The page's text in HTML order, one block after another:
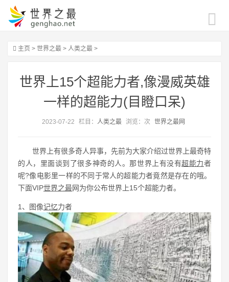
主页 > 世界之最 > 人类之最 >
世界上15个超能力者,像漫威英雄
一样的超能力(目瞪口呆)
2023-07-22 栏目： 人类之最 浏览： 次 世界之最网
世界上有很多奇人异事，先前为大家介绍过世界上最奇特
的人，里面谈到了很多神奇的人。那世界上有没有超能力者
呢?像电影里一样的不同于常人的超能力者竟然是存在的哦。
下面VIP世界之最网为你公布世界上15个超能力者。
1、图像记忆力者